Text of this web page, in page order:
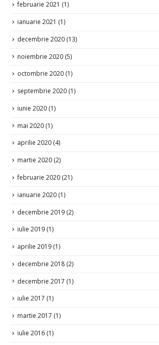
ianuarie 2021 (1)
decembrie 2020 (13)
noiembrie 2020 (5)
octombrie 2020 (1)
septembrie 2020 (1)
iunie 2020 (1)
mai 2020 (1)
aprilie 2020 (4)
martie 2020 (2)
februarie 2020 (21)
ianuarie 2020 (1)
decembrie 2019 (2)
iulie 2019 (1)
aprilie 2019 (1)
decembrie 2018 (2)
decembrie 2017 (1)
iulie 2017 (1)
martie 2017 (1)
iulie 2016 (1)